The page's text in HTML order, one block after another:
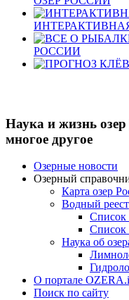
РОССИИ
Наука и жизнь
многое другое
Озерные новости
Озерный
Карта озер
Водный
Список
Список
Наука об
О портале
Поиск по сайту